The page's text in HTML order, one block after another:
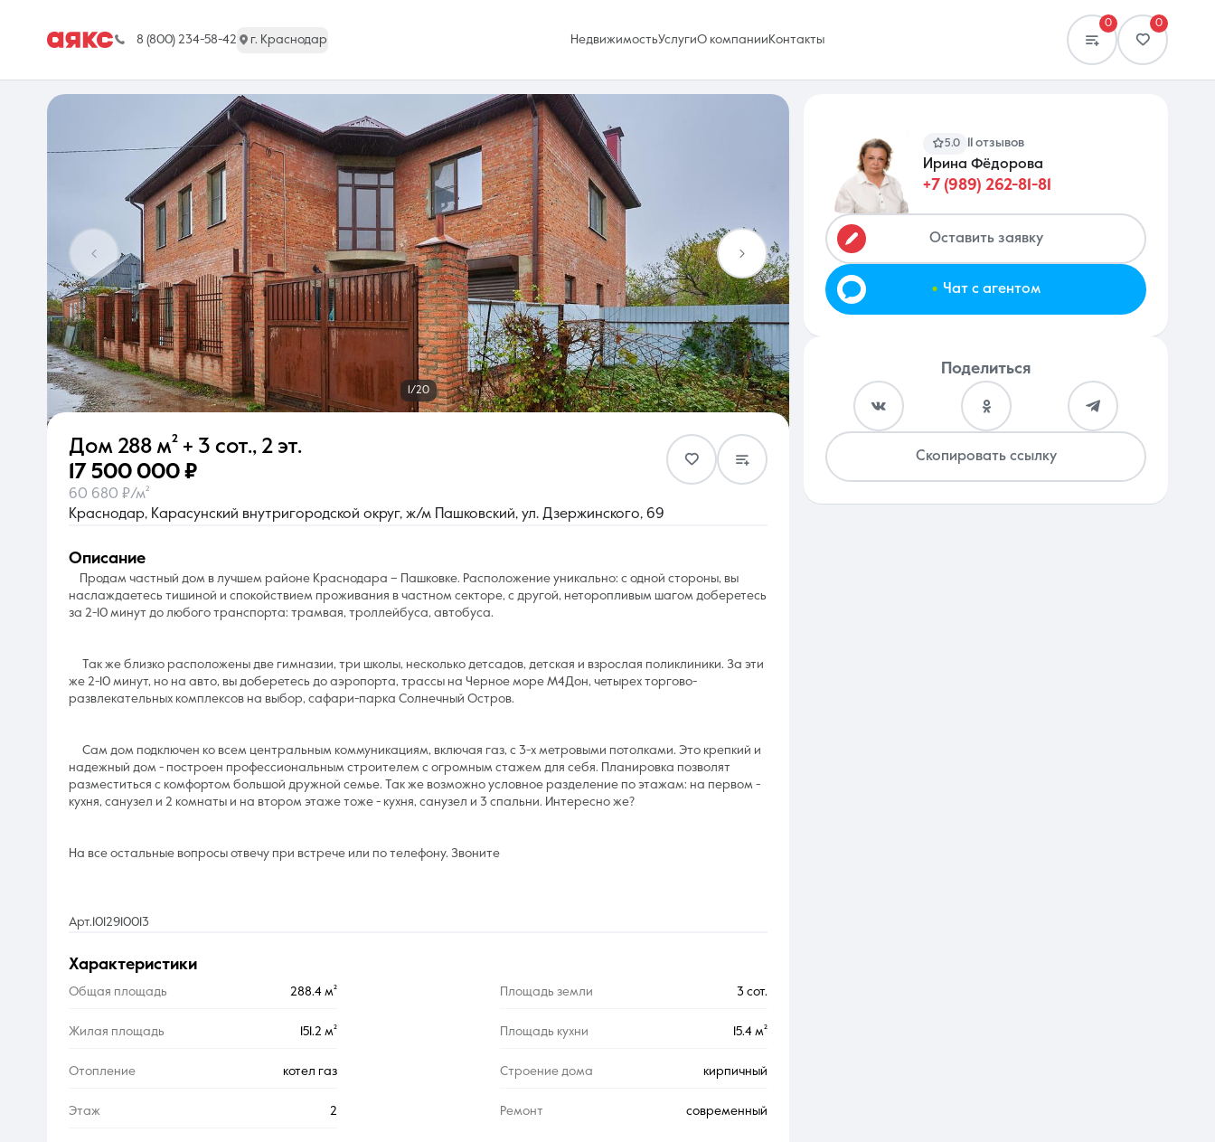
8 (800) 234-58-42 г. Краснодар НедвижимостьУслугиО компании Контакты
0 0
г. Краснодар
0 объявлений
Сравнение
Недвижимость Услуги
О компании Контакты
8 (861) 297-00-00
1/20
Дом 288 м² + 3 сот., 2 эт.
17 500 000 ₽
60 680 ₽/м²
Краснодар, Карасунский внутригородской округ, ж/м Пашковский, ул. Дзержинского, 69
характеристики
Общая площадь 288.4 м² Площадь земли 3 сот.
Жилая площадь 151.2 м² Площадь кухни 15.4 м²
Отопление котел газ Строение дома кирпичный
Этаж 2 Ремонт современный
описание
Продам частный дом в лучшем районе Краснодара – Пашковке. Расположение уникально: с одной стороны, вы
наслаждаетесь тишиной и спокойствием проживания в частном секторе, с другой, неторопливым шагом доберетесь
за 2-10 минут до любого транспорта: трамвая, троллейбуса, автобуса.
Так же близко расположены две гимназии, три школы, несколько детсадов, детская и взрослая поликлиники. За эти
же 2-10 минут, но на авто, вы доберетесь до аэропорта, трассы на Черное море М4Дон, четырех торгово-
развлекательных комплексов на выбор, сафари-парка Солнечный Остров.
Сам дом подключен ко всем центральным коммуникациям, включая газ, с 3-х метровыми потолками. Это крепкий и
надежный дом - построен профессиональным строителем с огромным стажем для себя. Планировка позволят
разместиться с комфортом большой дружной семье. Так же возможно условное разделение по этажам: на первом -
кухня, санузел и 2 комнаты и на втором этаже тоже - кухня, санузел и 3 спальни. Интересно же?
На все остальные вопросы отвечу при встрече или по телефону. Звоните
Арт.1012910013
5.0 11 отзывов
Ирина Фёдорова
+7 (989) 262-81-81
Оставить заявку
. Чат с агентом
Поделиться
Скопировать ссылку